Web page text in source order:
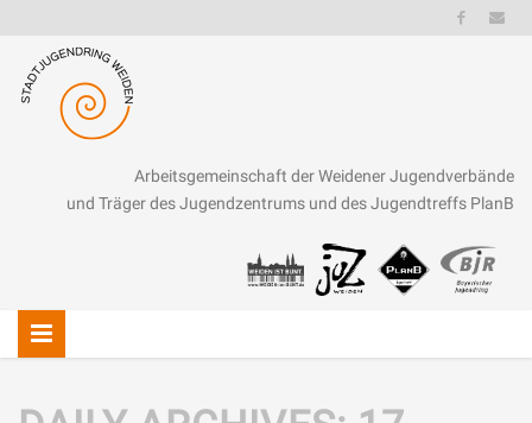
Arbeitsgemeinschaft der Weidener Jugendverbände
und Träger des Jugendzentrums und des Jugendtreffs PlanB